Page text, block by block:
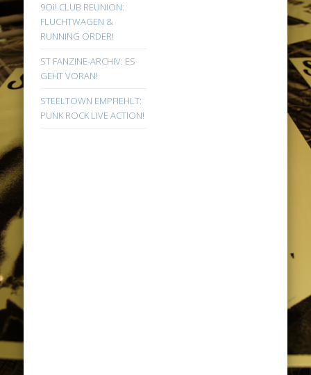
9Oi! CLUB REUNION:
FLUCHTWAGEN &
RUNNING ORDER!
ST FANZINE-ARCHIV: ES
GEHT VORAN!
STEELTOWN EMPFIEHLT:
PUNK ROCK LIVE ACTION!